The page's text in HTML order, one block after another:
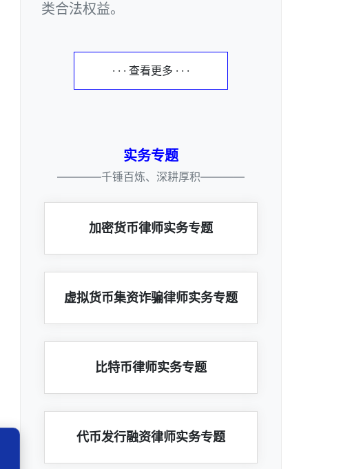
类合法权益。
· · · 查看更多 · · ·
实务专题
————千锤百炼、深耕厚积————
加密货币律师实务专题
虚拟货币集资诈骗律师实务专题
比特币律师实务专题
代币发行融资律师实务专题